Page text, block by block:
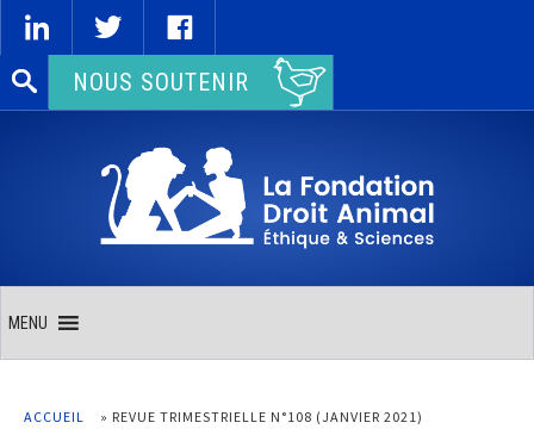
Rechercher :NOUS SOUTENIR
MENU
ACCUEIL » REVUE TRIMESTRIELLE N°108 (JANVIER 2021)